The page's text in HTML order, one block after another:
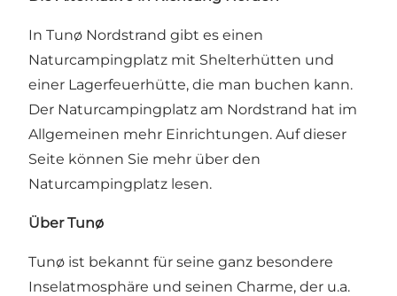
In Tunø Nordstrand gibt es einen
Naturcampingplatz mit Shelterhütten und
einer Lagerfeuerhütte, die man buchen kann.
Der Naturcampingplatz am Nordstrand hat im
Allgemeinen mehr Einrichtungen. Auf dieser
Seite können Sie mehr über den
Naturcampingplatz lesen.
Über Tunø
Tunø ist bekannt für seine ganz besondere
Inselatmosphäre und seinen Charme, der u.a.